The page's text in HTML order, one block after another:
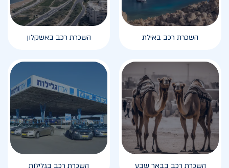
השכרת רכב באילת השכרת רכב באשקלון
השכרת רכב בבאר שבע השכרת רכב בגלילות